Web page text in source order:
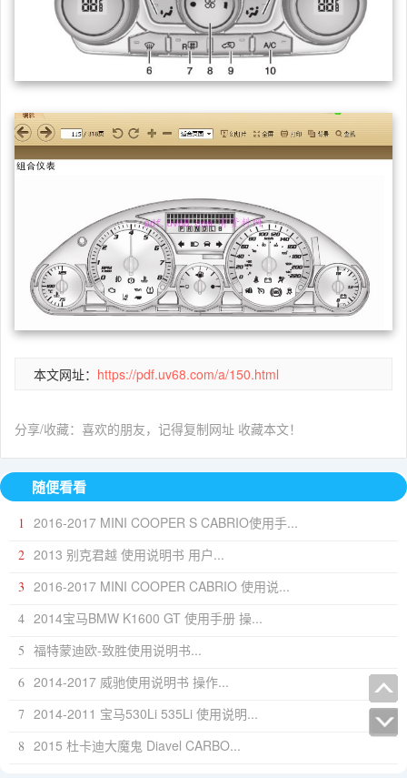
本文网址： https://pdf.uv68.com/a/150.html
分享/收藏：喜欢的朋友，记得复制网址 收藏本文！
随便看看
1 2016-2017 MINI COOPER S CABRIO使用手...
2 2013 别克君越 使用说明书 用户...
3 2016-2017 MINI COOPER CABRIO 使用说...
4 2014宝马BMW K1600 GT 使用手册 操...
5 福特蒙迪欧-致胜使用说明书...
6 2014-2017 威驰使用说明书 操作...
7 2014-2011 宝马530Li 535Li 使用说明...
8 2015 杜卡迪大魔鬼 Diavel CARBO...